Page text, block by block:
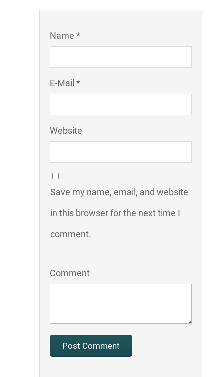
Name *
E-Mail *
Website
Save my name, email, and website
in this browser for the next time I
comment.
Comment